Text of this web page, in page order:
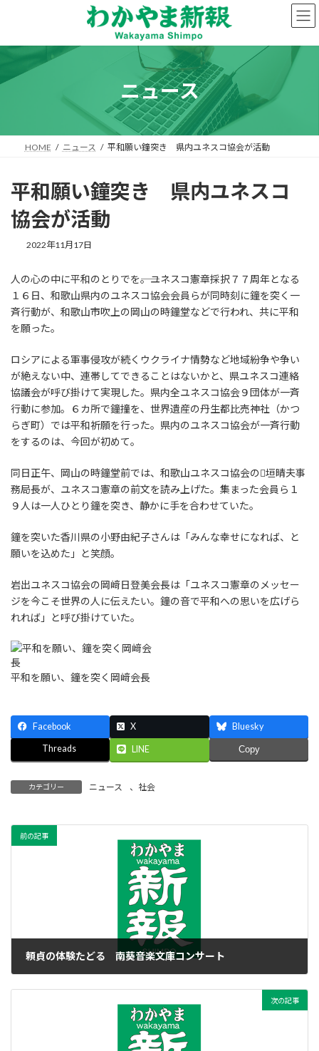
ン
へ
プ
ー
ョ
動
ニュース
HOME ニュース 平和願い鐘突き 県内ユネスコ協会が活動
平和願い鐘突き 県内ユネスコ
協会が活動
2022年11月17日
人の心の中に平和のとりでを――。ユネスコ憲章採択７７周年となる
１６日、和歌山県内のユネスコ協会会員らが同時刻に鐘を突く一
斉行動が、和歌山市吹上の岡山の時鐘堂などで行われ、共に平和
を願った。
ロシアによる軍事侵攻が続くウクライナ情勢など地域紛争や争い
が絶えない中、連帯してできることはないかと、県ユネスコ連絡
協議会が呼び掛けて実現した。県内全ユネスコ協会９団体が一斉
行動に参加。６カ所で鐘撞を、世界遺産の丹生都比売神社（かつ
らぎ町）では平和祈願を行った。県内のユネスコ協会が一斉行動
をするのは、今回が初めて。
同日正午、岡山の時鐘堂前では、和歌山ユネスコ協会の垣晴夫事
務局長が、ユネスコ憲章の前文を読み上げた。集まった会員ら１
９人は一人ひとり鐘を突き、静かに手を合わせていた。
鐘を突いた香川県の小野由紀子さんは「みんな幸せになれば、と
願いを込めた」と笑顔。
岩出ユネスコ協会の岡﨑日登美会長は「ユネスコ憲章のメッセー
ジを今こそ世界の人に伝えたい。鐘の音で平和への思いを広げら
れれば」と呼び掛けていた。
平和を願い、鐘を突く岡﨑会長
Facebook X Bluesky
Threads LINE Copy
カテゴリー ニュース 、 社会
前の記事
頼貞の体験たどる 南葵音楽文庫コンサート
次の記事